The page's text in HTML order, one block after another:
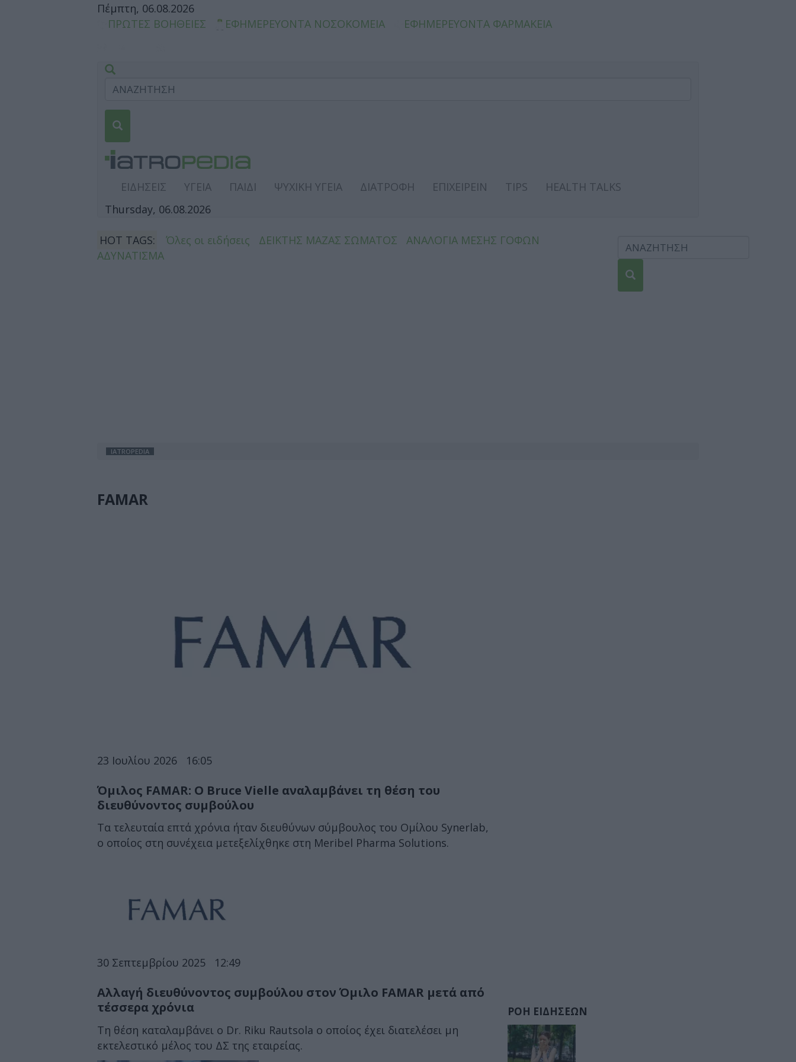
Πέμπτη, 06.08.2026
ΠΡΩΤΕΣ ΒΟΗΘΕΙΕΣ
ΕΦΗΜΕΡΕΥΟΝΤΑ ΝΟΣΟΚΟΜΕΙΑ ΕΦΗΜΕΡΕΥΟΝΤΑ ΦΑΡΜΑΚΕΙΑ
ΕΙΔΗΣΕΙΣ ΥΓΕΙΑ ΠΑΙΔΙ ΨΥΧΙΚΗ ΥΓΕΙΑ ΔΙΑΤΡΟΦΗ ΕΠΙΧΕΙΡΕΙΝ TIPS
HEALTH TALKS
Thursday, 06.08.2026
HOT TAGS: Όλες οι ειδήσεις ΔΕΙΚΤΗΣ ΜΑΖΑΣ ΣΩΜΑΤΟΣ
ΑΝΑΛΟΓΙΑ ΜΕΣΗΣ ΓΟΦΩΝ
ΑΔΥΝΑΤΙΣΜΑ
IATROPEDIA
FAMAR
23 Ιουλίου 2026 16:05
Όμιλος FAMAR: Ο Bruce Vielle αναλαμβάνει τη θέση του
διευθύνοντος συμβούλου
Τα τελευταία επτά χρόνια ήταν διευθύνων σύμβουλος του Ομίλου Synerlab,
ο οποίος στη συνέχεια μετεξελίχθηκε στη Meribel Pharma Solutions.
30 Σεπτεμβρίου 2025 12:49
Αλλαγή διευθύνοντος συμβούλου στον Όμιλο FAMAR μετά από
τέσσερα χρόνια
Τη θέση καταλαμβάνει ο Dr. Riku Rautsola ο οποίος έχει διατελέσει μη
εκτελεστικό μέλος του ΔΣ της εταιρείας.
ΡΟΗ ΕΙΔΗΣΕΩΝ